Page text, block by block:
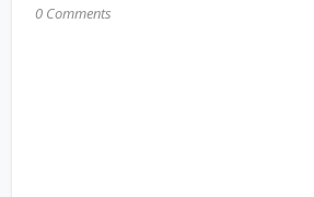
0 Comments